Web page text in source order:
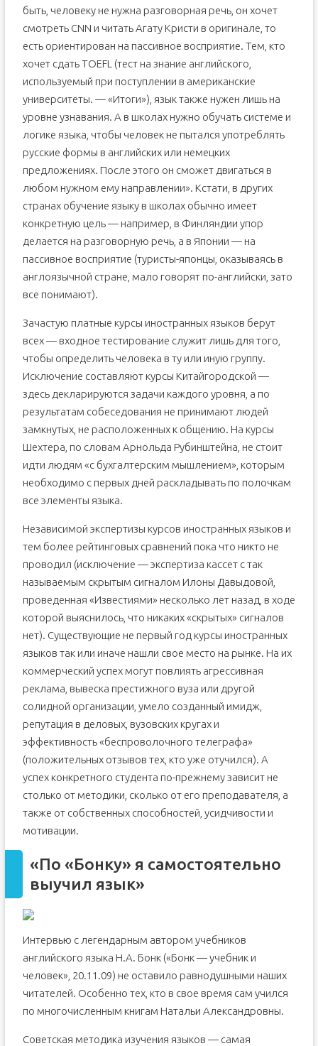
быть, человеку не нужна разговорная речь, он хочет
смотреть CNN и читать Агату Кристи в оригинале, то
есть ориентирован на пассивное восприятие. Тем, кто
хочет сдать TOEFL (тест на знание английского,
используемый при поступлении в американские
университеты. — «Итоги»), язык также нужен лишь на
уровне узнавания. А в школах нужно обучать системе и
логике языка, чтобы человек не пытался употреблять
русские формы в английских или немецких
предложениях. После этого он сможет двигаться в
любом нужном ему направлении». Кстати, в других
странах обучение языку в школах обычно имеет
конкретную цель — например, в Финляндии упор
делается на разговорную речь, а в Японии — на
пассивное восприятие (туристы-японцы, оказываясь в
англоязычной стране, мало говорят по-английски, зато
все понимают).
Зачастую платные курсы иностранных языков берут
всех — входное тестирование служит лишь для того,
чтобы определить человека в ту или иную группу.
Исключение составляют курсы Китайгородской —
здесь декларируются задачи каждого уровня, а по
результатам собеседования не принимают людей
замкнутых, не расположенных к общению. На курсы
Шехтера, по словам Арнольда Рубинштейна, не стоит
идти людям «с бухгалтерским мышлением», которым
необходимо с первых дней раскладывать по полочкам
все элементы языка.
Независимой экспертизы курсов иностранных языков и
тем более рейтинговых сравнений пока что никто не
проводил (исключение — экспертиза кассет с так
называемым скрытым сигналом Илоны Давыдовой,
проведенная «Известиями» несколько лет назад, в ходе
которой выяснилось, что никаких «скрытых» сигналов
нет). Существующие не первый год курсы иностранных
языков так или иначе нашли свое место на рынке. На их
коммерческий успех могут повлиять агрессивная
реклама, вывеска престижного вуза или другой
солидной организации, умело созданный имидж,
репутация в деловых, вузовских кругах и
эффективность «беспроволочного телеграфа»
(положительных отзывов тех, кто уже отучился). А
успех конкретного студента по-прежнему зависит не
столько от методики, сколько от его преподавателя, а
также от собственных способностей, усидчивости и
мотивации.
«По «Бонку» я самостоятельно
выучил язык»
Интервью с легендарным автором учебников
английского языка Н.А. Бонк («Бонк — учебник и
человек», 20.11.09) не оставило равнодушными наших
читателей. Особенно тех, кто в свое время сам учился
по многочисленным книгам Натальи Александровны.
Советская методика изучения языков — самая